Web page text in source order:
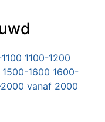
1100-1200
1500-1600 1600-
vanaf 2000